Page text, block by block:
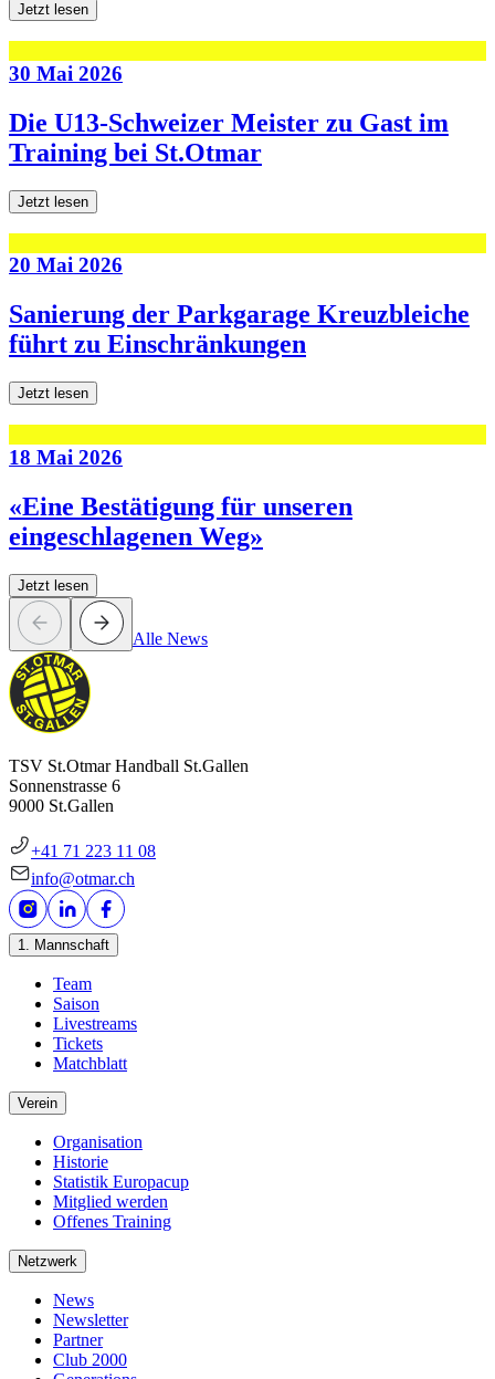
Jetzt lesen
30 Mai 2026
Die U13-Schweizer Meister zu Gast im
Training bei St.Otmar
Jetzt lesen
20 Mai 2026
Sanierung der Parkgarage Kreuzbleiche
führt zu Einschränkungen
Jetzt lesen
18 Mai 2026
«Eine Bestätigung für unseren
eingeschlagenen Weg»
Jetzt lesen
Alle News
TSV St.Otmar Handball St.Gallen
Sonnenstrasse 6
9000 St.Gallen
+41 71 223 11 08
info@otmar.ch
1. Mannschaft
Team
Saison
Livestreams
Tickets
Matchblatt
Verein
Organisation
Historie
Statistik Europacup
Mitglied werden
Offenes Training
Netzwerk
News
Newsletter
Partner
Club 2000